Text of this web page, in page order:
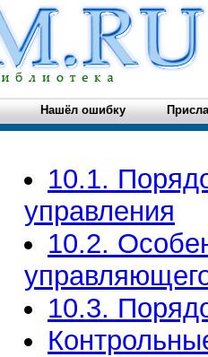
Нашёл ошибку
10.1.
управления
10.2.
10.3.